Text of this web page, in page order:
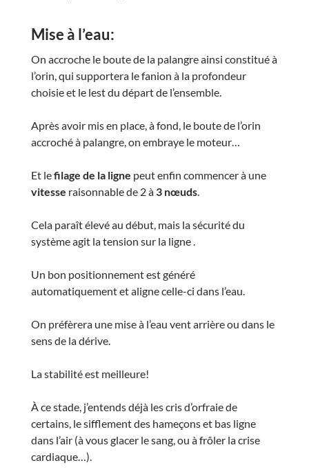
Mise à l’eau:
On accroche le boute de la palangre ainsi constitué à
l’orin, qui supportera le fanion à la profondeur
choisie et le lest du départ de l’ensemble.
Après avoir mis en place, à fond, le boute de l’orin
accroché à palangre, on embraye le moteur…
Et lefilage de la ligne peut enfin commencer à une
vitesse raisonnable de 2 à 3 nœuds.
Cela paraît élevé au début, mais la sécurité du
système agit la tension sur la ligne .
Un bon positionnement est généré
automatiquement et aligne celle-ci dans l’eau.
On préfèrera une mise à l’eau vent arrière ou dans le
sens de la dérive.
La stabilité est meilleure!
À ce stade, j’entends déjà les cris d’orfraie de
certains, le sifflement des hameçons et bas ligne
dans l’air (à vous glacer le sang, ou à frôler la crise
cardiaque…).